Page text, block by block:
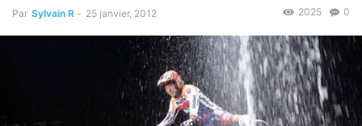
Par Sylvain R - 25 janvier, 2012 0
2025